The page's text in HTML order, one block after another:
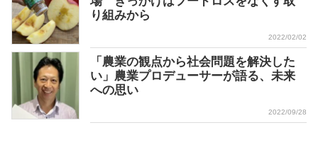
り組みから
2022/02/02
「農業の観点から社会問題を解決した
い」農業プロデューサーが語る、未来
への思い
2022/09/28